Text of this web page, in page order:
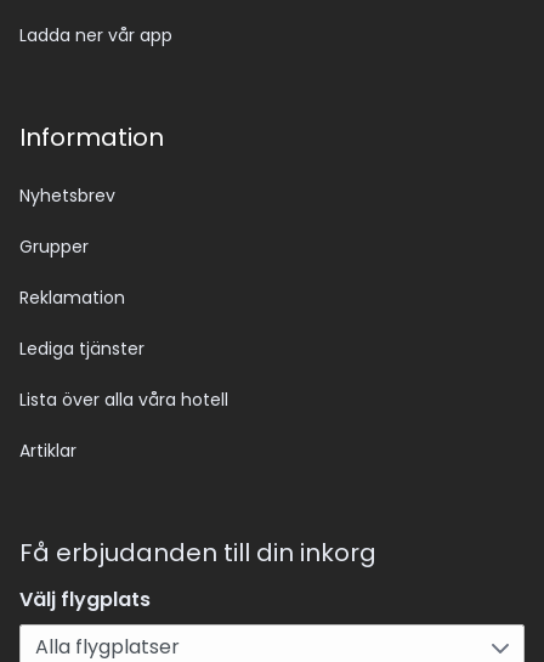
Ladda ner vår app
Information
Nyhetsbrev
Grupper
Reklamation
Lediga tjänster
Lista över alla våra hotell
Artiklar
Få erbjudanden till din inkorg
Välj flygplats